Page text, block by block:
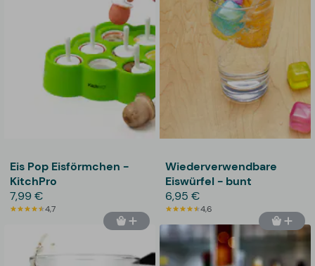
Eis Pop Eisförmchen -
KitchPro
7,99 €
4,7
Wiederverwendbare
Eiswürfel - bunt
6,95 €
4,6